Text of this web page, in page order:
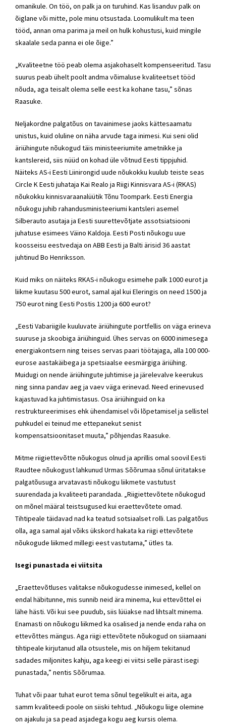
omanikule. On töö, on palk ja on turuhind. Kas lisanduv palk on
õiglane või mitte, pole minu otsustada. Loomulikult ma teen
tööd, annan oma parima ja meil on hulk kohustusi, kuid mingile
skaalale seda panna ei ole õige.”
„Kvaliteetne töö peab olema asjakohaselt kompenseeritud. Tasu
suurus peab ühelt poolt andma võimaluse kvaliteetset tööd
nõuda, aga teisalt olema selle eest ka kohane tasu,” sõnas
Raasuke.
Neljakordne palgatõus on tavainimese jaoks kättesaamatu
unistus, kuid oluline on näha arvude taga inimesi. Kui seni olid
äriühingute nõukogud täis ministeeriumite ametnikke ja
kantslereid, siis nüüd on kohad üle võtnud Eesti tippjuhid.
Näiteks AS-i Eesti Liinirongid uude nõukokku kuulub teiste seas
Circle K Eesti juhataja Kai Realo ja Riigi Kinnisvara AS-i (RKAS)
nõukokku kinnisvaraanalüütik Tõnu Toompark. Eesti Energia
nõukogu juhib rahandusministeeriumi kantsleri asemel
Silberauto asutaja ja Eesti suurettevõtjate assotsiatsiooni
juhatuse esimees Väino Kaldoja. Eesti Posti nõukogu uue
koosseisu eestvedaja on ABB Eesti ja Balti ärisid 36 aastat
juhtinud Bo Henriksson.
Kuid miks on näiteks RKAS-i nõukogu esimehe palk 1000 eurot ja
liikme kuutasu 500 eurot, samal ajal kui Eleringis on need 1500 ja
750 eurot ning Eesti Postis 1200 ja 600 eurot?
„Eesti Vabariigile kuuluvate äriühingute portfellis on väga erineva
suuruse ja skoobiga äriühinguid. Ühes servas on 6000 inimesega
energiakontsern ning teises servas paari töötajaga, alla 100 000-
eurose aastakäibega ja spetsiaalse eesmärgiga äriühing.
Muidugi on nende äriühingute juhtimise ja järelevalve keerukus
ning sinna pandav aeg ja vaev väga erinevad. Need erinevused
kajastuvad ka juhtimistasus. Osa äriühinguid on ka
restruktureerimises ehk ühendamisel või lõpetamisel ja sellistel
puhkudel ei teinud me ettepanekut senist
kompensatsioonitaset muuta,” põhjendas Raasuke.
Mitme riigiettevõtte nõukogus olnud ja aprillis omal soovil Eesti
Raudtee nõukogust lahkunud Urmas Sõõrumaa sõnul üritatakse
palgatõusuga arvatavasti nõukogu liikmete vastutust
suurendada ja kvaliteeti parandada. „Riigiettevõtete nõukogud
on mõnel määral teistsugused kui eraettevõtete omad.
Tihtipeale täidavad nad ka teatud sotsiaalset rolli. Las palgatõus
olla, aga samal ajal võiks ükskord hakata ka riigi ettevõtete
nõukogude liikmed millegi eest vastutama,” ütles ta.
Isegi punastada ei viitsita
„Eraettevõtluses valitakse nõukogudesse inimesed, kellel on
endal häbitunne, mis sunnib neid ära minema, kui ettevõttel ei
lähe hästi. Või kui see puudub, siis lüüakse nad lihtsalt minema.
Enamasti on nõukogu liikmed ka osalised ja nende enda raha on
ettevõttes mängus. Aga riigi ettevõtete nõukogud on siiamaani
tihtipeale kirjutanud alla otsustele, mis on hiljem tekitanud
sadades miljonites kahju, aga keegi ei viitsi selle pärast isegi
punastada,” nentis Sõõrumaa.
Tuhat või paar tuhat eurot tema sõnul tegelikult ei aita, aga
samm kvaliteedi poole on siiski tehtud. „Nõukogu liige olemine
on ajakulu ja sa pead asjadega kogu aeg kursis olema.